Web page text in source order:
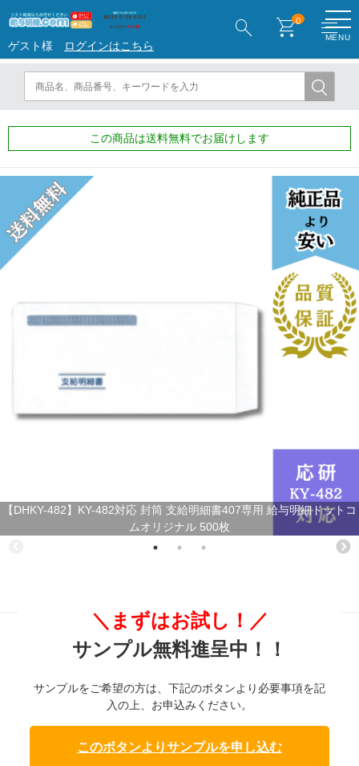
ゲスト様 ログインはこちら
MENU
search shopping_cart0 menu
この商品は送料無料でお届けします
【DHKY-482】KY-482対応 封筒 支給明細書407専用 給与明細ドットコ
ムオリジナル 500枚
＼まずはお試し！／
サンプル無料進呈中！！
サンプルをご希望の方は、下記のボタンより必要事項を記
入の上、お申込みください。
このボタンよりサンプルを申し込む